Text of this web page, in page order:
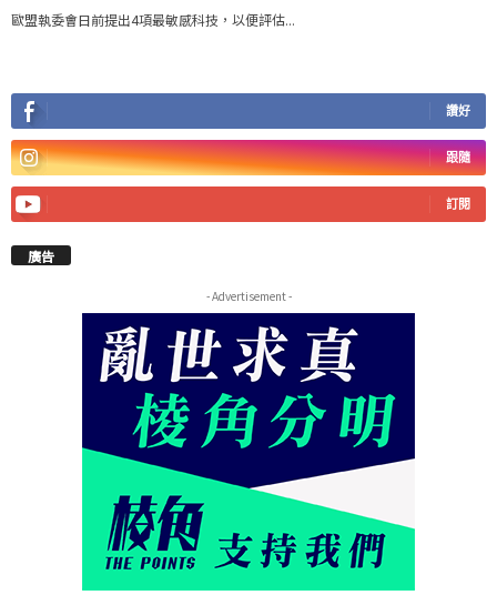
歐盟執委會日前提出4項最敏感科技，以便評估...
讚好
跟隨
訂閱
廣告
- Advertisement -